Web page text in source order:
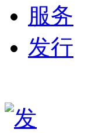
服务
发行